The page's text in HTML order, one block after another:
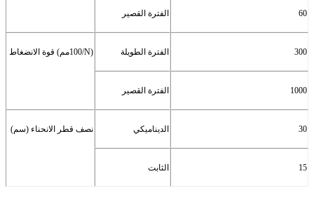
الفترة القصير 60
قوة الانضغاط (100مم/N) الفترة الطويلة 300
الفترة القصير 1000
نصف قطر الانحناء (سم) الديناميكي 30
الثابت 15